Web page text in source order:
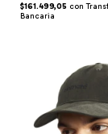
$161.499,05 con
Bancaria